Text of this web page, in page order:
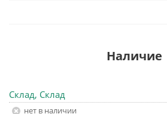
Наличие
Склад, Склад
Нет в наличии